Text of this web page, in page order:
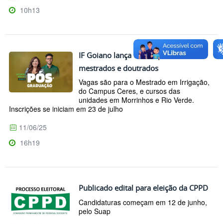
10h13
IF Goiano lança editais para
mestrados e doutrados
Vagas são para o Mestrado em Irrigação,
do Campus Ceres, e cursos das
unidades em Morrinhos e Rio Verde.
Inscrições se iniciam em 23 de julho
11/06/25
16h19
Publicado edital para eleição da CPPD
Candidaturas começam em 12 de junho,
pelo Suap